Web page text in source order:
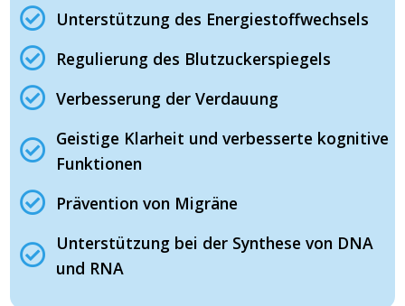
Unterstützung des Energiestoffwechsels
Regulierung des Blutzuckerspiegels
Verbesserung der Verdauung
Geistige Klarheit und verbesserte kognitive
Funktionen
Prävention von Migräne
Unterstützung bei der Synthese von DNA
und RNA